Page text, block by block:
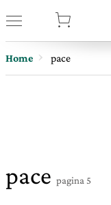
Home pace
pace pagina 5